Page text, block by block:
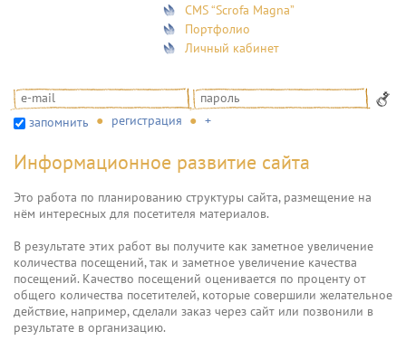
CMS “Scrofa Magna”
Портфолио
Личный кабинет
запомнить регистрация +
Информационное развитие сайта
Это работа по планированию структуры сайта, размещение на
нём интересных для посетителя материалов.
В результате этих работ вы получите как заметное увеличение
количества посещений, так и заметное увеличение качества
посещений. Качество посещений оценивается по проценту от
общего количества посетителей, которые совершили желательное
действие, например, сделали заказ через сайт или позвонили в
результате в организацию.